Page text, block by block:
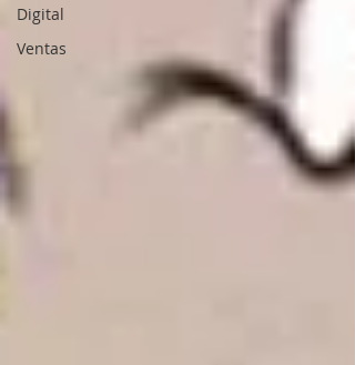
Digital
Ventas